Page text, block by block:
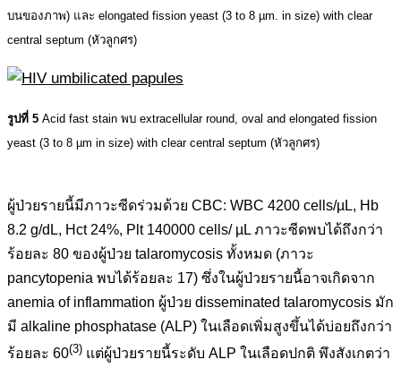
บนของภาพ) และ elongated fission yeast (3 to 8 µm. in size) with clear
central septum (หัวลูกศร)
รูปที่ 5 Acid fast stain พบ extracellular round, oval and elongated fission
yeast (3 to 8 µm in size) with clear central septum (หัวลูกศร)
ผู้ป่วยรายนี้มีภาวะซีดร่วมด้วย CBC: WBC 4200 cells/µL, Hb
8.2 g/dL, Hct 24%, Plt 140000 cells/ µL ภาวะซีดพบได้ถึงกว่า
ร้อยละ 80 ของผู้ป่วย talaromycosis ทั้งหมด (ภาวะ
pancytopenia พบได้ร้อยละ 17) ซึ่งในผู้ป่วยรายนี้อาจเกิดจาก
anemia of inflammation ผู้ป่วย disseminated talaromycosis มัก
มี alkaline phosphatase (ALP) ในเลือดเพิ่มสูงขึ้นได้บ่อยถึงกว่า
ร้อยละ 60(3) แต่ผู้ป่วยรายนี้ระดับ ALP ในเลือดปกติ พึงสังเกตว่า